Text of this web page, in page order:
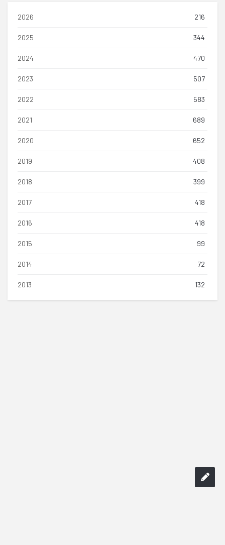
2026 216
2025 344
2024 470
2023 507
2022 583
2021 689
2020 652
2019 408
2018 399
2017 418
2016 418
2015 99
2014 72
2013 132